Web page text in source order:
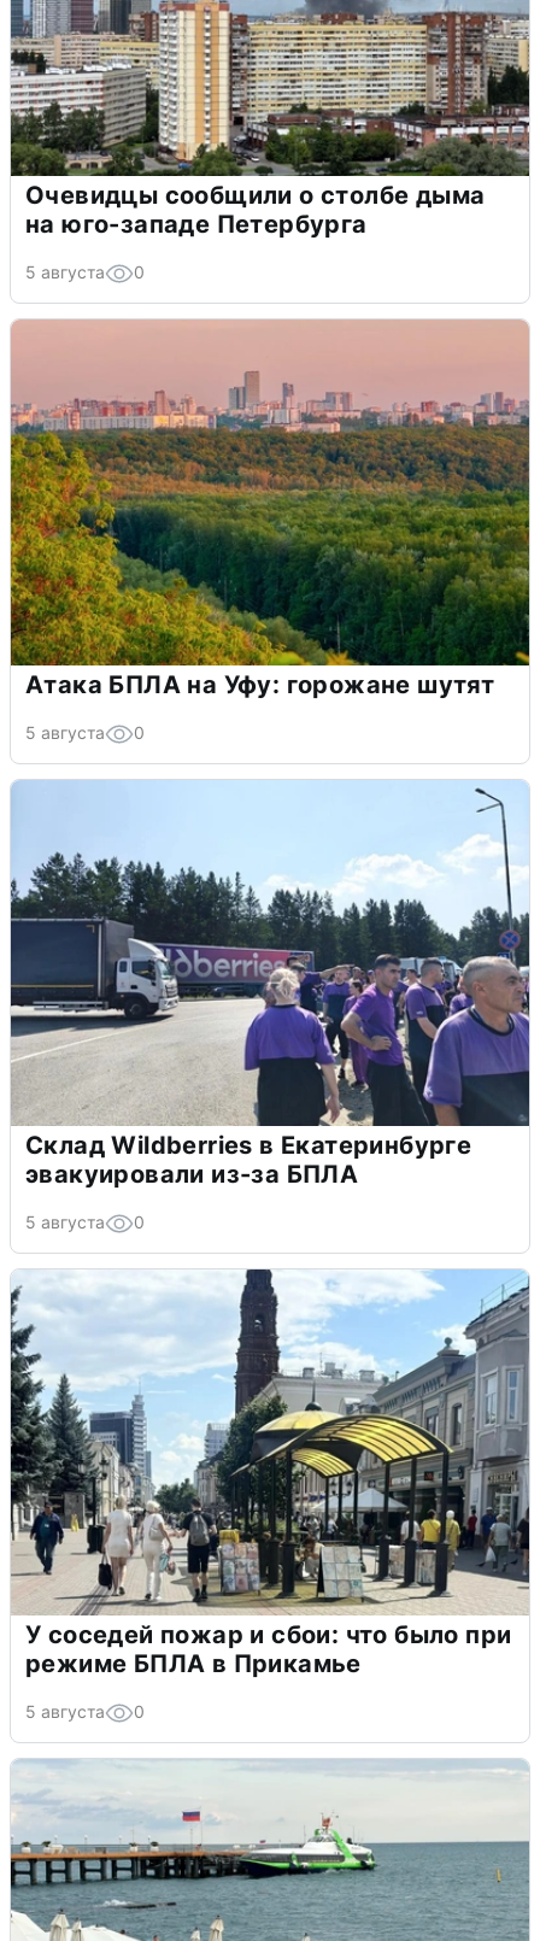
Очевидцы сообщили о столбе дыма
на юго-западе Петербурга
5 августа 0
Атака БПЛА на Уфу: горожане шутят
5 августа 0
Склад Wildberries в Екатеринбурге
эвакуировали из-за БПЛА
5 августа 0
У соседей пожар и сбои: что было при
режиме БПЛА в Прикамье
5 августа 0